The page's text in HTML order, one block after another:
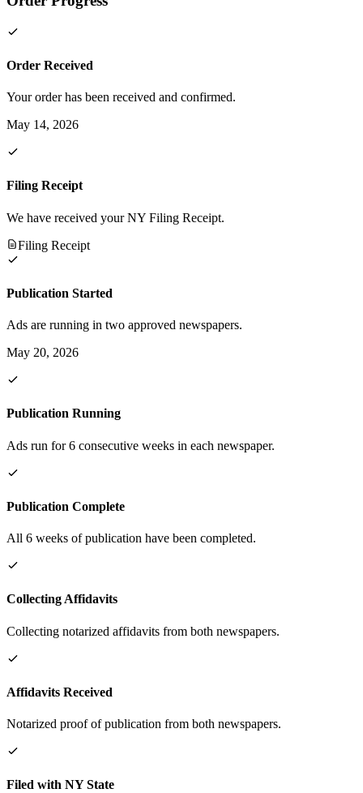
Order Received
Your order has been received and confirmed.
May 14, 2026
Filing Receipt
We have received your NY Filing Receipt.
Filing Receipt
Publication Started
Ads are running in two approved newspapers.
May 20, 2026
Publication Running
Ads run for 6 consecutive weeks in each newspaper.
Publication Complete
All 6 weeks of publication have been completed.
Collecting Affidavits
Collecting notarized affidavits from both newspapers.
Affidavits Received
Notarized proof of publication from both newspapers.
Filed with NY State